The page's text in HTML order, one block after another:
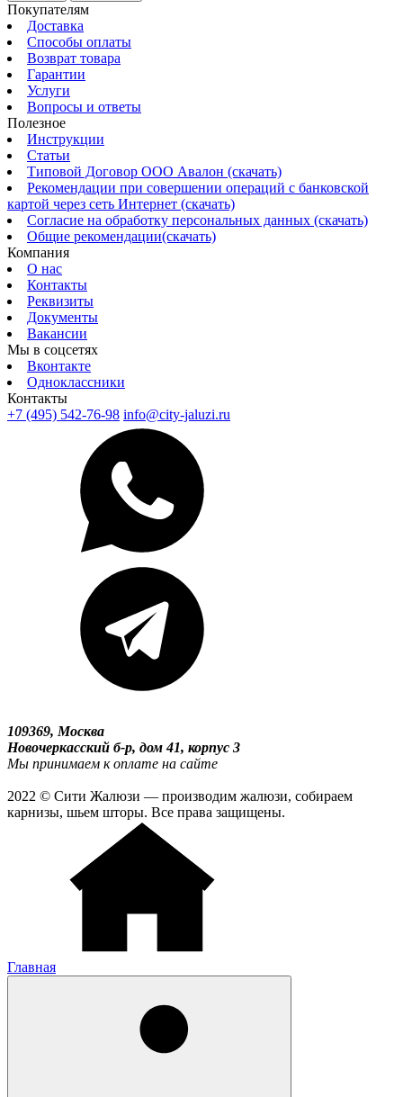
Покупателям
Доставка
Способы оплаты
Возврат товара
Гарантии
Услуги
Вопросы и ответы
Полезное
Инструкции
Статьи
Типовой Договор ООО Авалон (скачать)
Рекомендации при совершении операций с банковской
картой через сеть Интернет (скачать)
Согласие на обработку персональных данных (скачать)
Общие рекомендации(скачать)
Компания
О нас
Контакты
Реквизиты
Документы
Вакансии
Мы в соцсетях
Вконтакте
Одноклассники
Контакты
+7 (495) 542-76-98 info@city-jaluzi.ru
109369, Москва
Новочеркасский б-р, дом 41, корпус 3
Мы принимаем к оплате на сайте
2022 © Сити Жалюзи — производим жалюзи, собираем
карнизы, шьем шторы. Все права защищены.
Главная